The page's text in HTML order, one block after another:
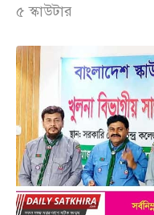
৫ স্কাউটার